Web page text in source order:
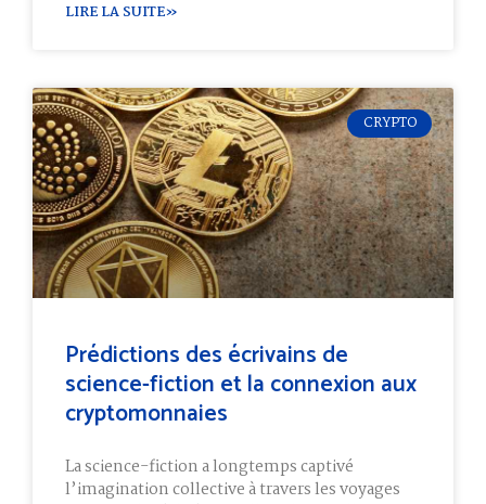
LIRE LA SUITE»
CRYPTO
Prédictions des écrivains de
science-fiction et la connexion aux
cryptomonnaies
La science-fiction a longtemps captivé
l’imagination collective à travers les voyages